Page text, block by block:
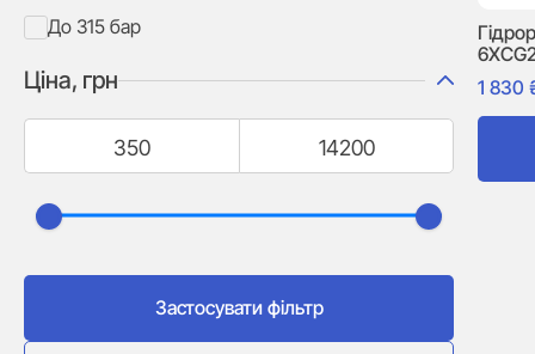
Ціна, грн
До 315 бар
Застосувати фільтр
1 830